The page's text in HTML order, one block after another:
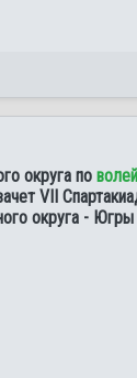
округа по
VII
округа -